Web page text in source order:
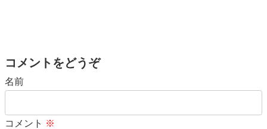
コメントをどうぞ
名前
コメント ※